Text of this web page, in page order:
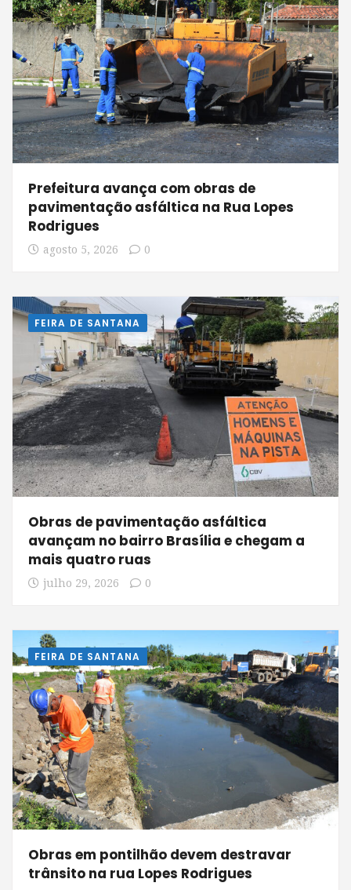
Prefeitura avança com obras de
pavimentação asfáltica na Rua Lopes
Rodrigues
agosto 5, 2026 0
FEIRA DE SANTANA
Obras de pavimentação asfáltica
avançam no bairro Brasília e chegam a
mais quatro ruas
julho 29, 2026 0
FEIRA DE SANTANA
Obras em pontilhão devem destravar
trânsito na rua Lopes Rodrigues